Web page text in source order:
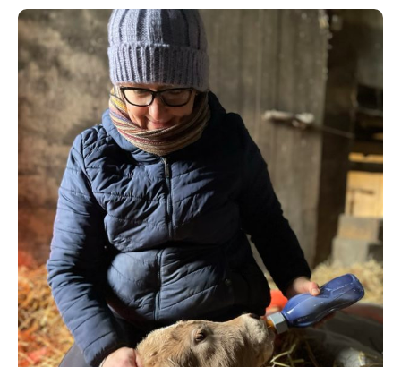
Familientag
Ferienangebote
Kontakt